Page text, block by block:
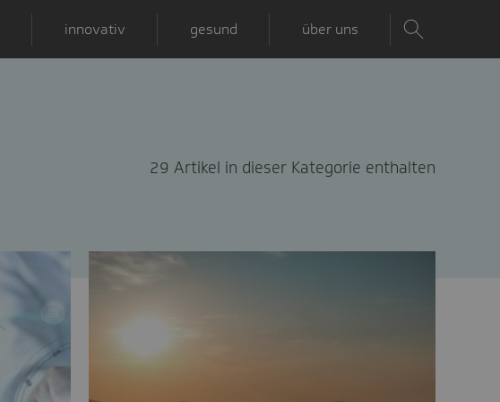
innovativ gesund über uns
29 Artikel in dieser Kategorie enthalten